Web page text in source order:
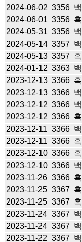
2024-06-02 3356
2024-06-01 3356
2024-05-31 3356
2024-05-14 3357
2024-05-13 3357
2024-01-12 3363
2023-12-13 3366
2023-12-13 3366
2023-12-12 3366
2023-12-12 3366
2023-12-11 3366
2023-12-11 3366
2023-12-10 3366
2023-12-10 3366
2023-11-26 3366
2023-11-25 3367
2023-11-25 3367
2023-11-24 3367
2023-11-24 3367
2023-11-22 3367